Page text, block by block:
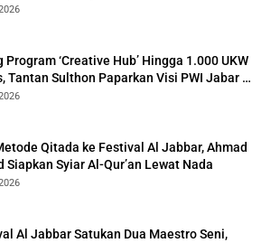
Program ‘Creative Hub’ Hingga 1.000 UKW
Tantan Sulthon Paparkan Visi PWI Jabar di
Qitada ke Festival Al Jabbar, Ahmad
Siapkan Syiar Al-Qur’an Lewat Nada
Al Jabbar Satukan Dua Maestro Seni,